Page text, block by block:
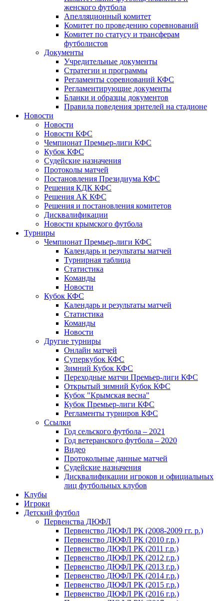
женского футбола
Апелляционный комитет
Комитет по проведению соревнований
Комитет по статусу и трансферам
футболистов
Документы
Учредительные документы
Стратегии и программы
Регламенты соревнований КФС
Регламентирующие документы
Бланки и образцы документов
Правила поведения зрителей на стадионе
Новости
Новости
Новости КФС
Чемпионат Премьер-лиги КФС
Кубок КФС
Судейские назначения
Протоколы матчей
Постановления Президиума КФС
Решения КДК КФС
Решения АК КФС
Решения и постановления комитетов
Дисквалификации
Новости крымского футбола
Турниры
Чемпионат Премьер-лиги КФС
Календарь и результаты матчей
Турнирная таблица
Статистика
Команды
Новости
Кубок КФС
Календарь и результаты матчей
Статистика
Команды
Новости
Другие турниры
Онлайн матчей
Суперкубок КФС
Зимний Кубок КФС
Переходные матчи Премьер-лиги КФС
Открытый зимний Кубок КФС
Кубок "Крымская весна"
Кубок Премьер-лиги КФС
Регламенты турниров КФС
Ссылки
Год сельского футбола – 2021
Год ветеранского футбола – 2020
Видео
Протокольные данные матчей
Судейские назначения
Дисквалификации игроков и официальных
лиц футбольных клубов
Клубы
Игроки
Детский футбол
Первенства ДЮФЛ
Первенство ДЮФЛ РК (2008-2009 гг. р.)
Первенство ДЮФЛ РК (2010 г.р.)
Первенство ДЮФЛ РК (2011 г.р.)
Первенство ДЮФЛ РК (2012 г.р.)
Первенство ДЮФЛ РК (2013 г.р.)
Первенство ДЮФЛ РК (2014 г.р.)
Первенство ДЮФЛ РК (2015 г.р.)
Первенство ДЮФЛ РК (2016 г.р.)